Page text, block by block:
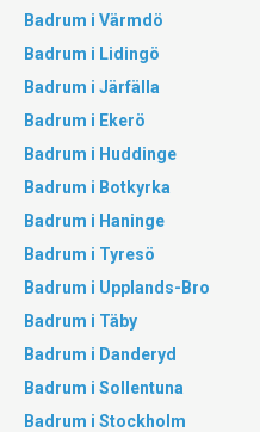
Badrum i Värmdö
Badrum i Lidingö
Badrum i Järfälla
Badrum i Ekerö
Badrum i Huddinge
Badrum i Botkyrka
Badrum i Haninge
Badrum i Tyresö
Badrum i Upplands-Bro
Badrum i Täby
Badrum i Danderyd
Badrum i Sollentuna
Badrum i Stockholm